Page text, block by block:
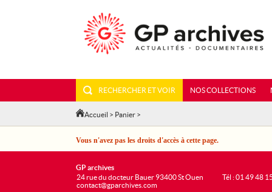
RECHERCHER ET VOIR NOS COLLECTIONS
Accueil > Panier >
Vous n'avez pas les droits d'accès à cette page.
GP archives
24 rue du docteur Bauer 93400 St Ouen
contact@gparchives.com
Tél : 01 49 48